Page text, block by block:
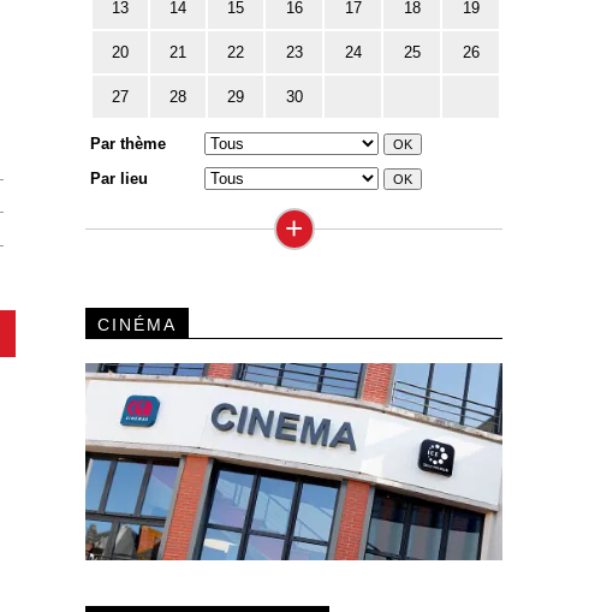
13 14 15 16 17 18 19
20 21 22 23 24 25 26
27 28 29 30
Par thème
Par lieu
+
CINÉMA